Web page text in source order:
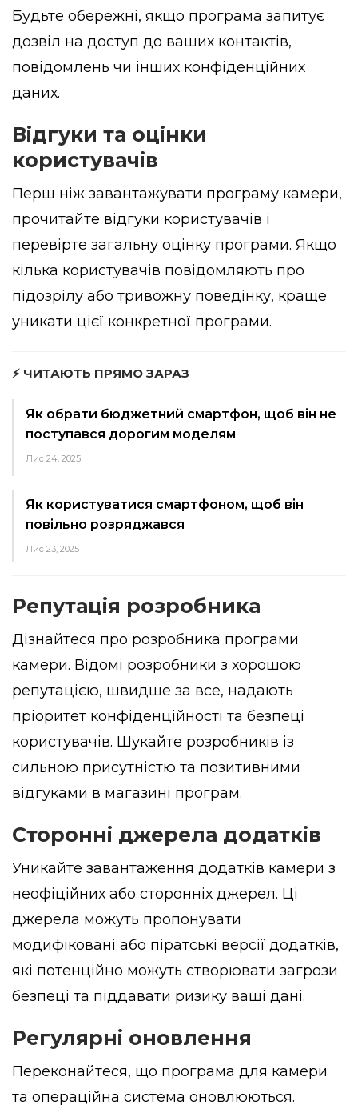
Будьте обережні, якщо програма запитує
дозвіл на доступ до ваших контактів,
повідомлень чи інших конфіденційних
даних.
Відгуки та оцінки
користувачів
Перш ніж завантажувати програму камери,
прочитайте відгуки користувачів і
перевірте загальну оцінку програми. Якщо
кілька користувачів повідомляють про
підозрілу або тривожну поведінку, краще
уникати цієї конкретної програми.
⚡ ЧИТАЮТЬ ПРЯМО ЗАРАЗ
Як обрати бюджетний смартфон, щоб він не
поступався дорогим моделям
Лис 24, 2025
Як користуватися смартфоном, щоб він
повільно розряджався
Лис 23, 2025
Репутація розробника
Дізнайтеся про розробника програми
камери. Відомі розробники з хорошою
репутацією, швидше за все, надають
пріоритет конфіденційності та безпеці
користувачів. Шукайте розробників із
сильною присутністю та позитивними
відгуками в магазині програм.
Сторонні джерела додатків
Уникайте завантаження додатків камери з
неофіційних або сторонніх джерел. Ці
джерела можуть пропонувати
модифіковані або піратські версії додатків,
які потенційно можуть створювати загрози
безпеці та піддавати ризику ваші дані.
Регулярні оновлення
Переконайтеся, що програма для камери
та операційна система оновлюються.